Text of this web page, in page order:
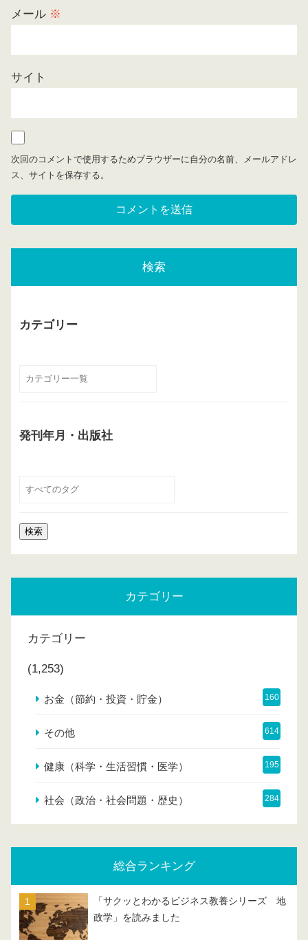
メール ※
サイト
次回のコメントで使用するためブラウザーに自分の名前、メールアドレ
ス、サイトを保存する。
検索
カテゴリー
発刊年月・出版社
カテゴリー
カテゴリー
(1,253)
お金（節約・投資・貯金） 160
その他 614
健康（科学・生活習慣・医学） 195
社会（政治・社会問題・歴史） 284
総合ランキング
「サクッとわかるビジネス教養シリーズ 地
政学」を読みました